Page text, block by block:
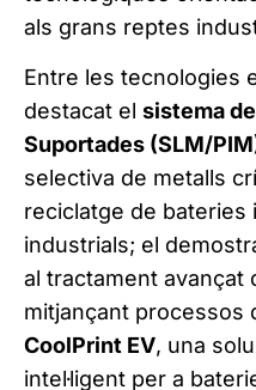
als grans reptes
Entre les tecnologies
destacat el sistema
Suportades (SLM/
selectiva de metalls
reciclatge de bateries
industrials; el
al tractament avançat
mitjançant processos
CoolPrint EV, una
intel·ligent per a